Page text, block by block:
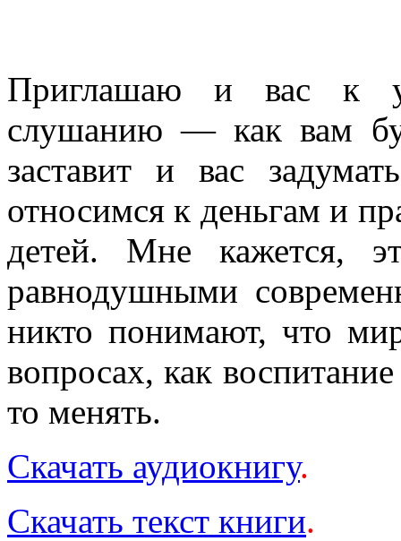
Приглашаю и вас к
слушанию — как вам
заставит и вас
относимся к деньгам и
детей. Мне кажется,
равнодушными
никто понимают, что
вопросах, как
то менять.
Скачать аудиокнигу.
Скачать текст книги.